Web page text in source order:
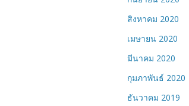
สิงหาคม 2020
เมษายน 2020
มีนาคม 2020
กุมภาพันธ์ 2020
ธันวาคม 2019